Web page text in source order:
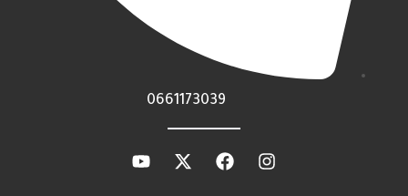
0661173039